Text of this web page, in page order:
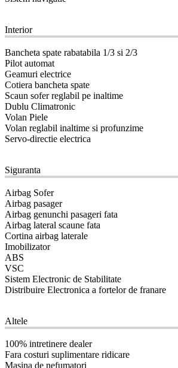
Interior
Bancheta spate rabatabila 1/3 si 2/3
Pilot automat
Geamuri electrice
Cotiera bancheta spate
Scaun sofer reglabil pe inaltime
Dublu Climatronic
Volan Piele
Volan reglabil inaltime si profunzime
Servo-directie electrica
Siguranta
Airbag Sofer
Airbag pasager
Airbag genunchi pasageri fata
Airbag lateral scaune fata
Cortina airbag laterale
Imobilizator
ABS
VSC
Sistem Electronic de Stabilitate
Distribuire Electronica a fortelor de franare
Altele
100% intretinere dealer
Fara costuri suplimentare ridicare
Masina de nefumatori